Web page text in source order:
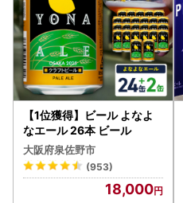
【1位獲得】ビール よなよ
なエール 26本 ビール
大阪府泉佐野市
(953)
18,000